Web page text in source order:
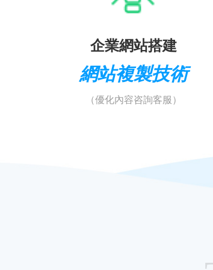
企業網站搭建
網站複製技術
（優化內容咨詢客服）